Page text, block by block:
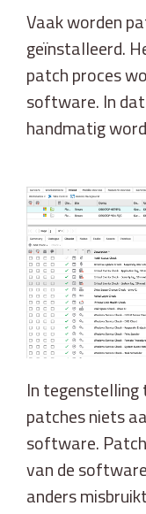
Vaak worden
geïnstalleerd.
patch proces
software. In
handmatig
In
patches niets
software.
van de
anders